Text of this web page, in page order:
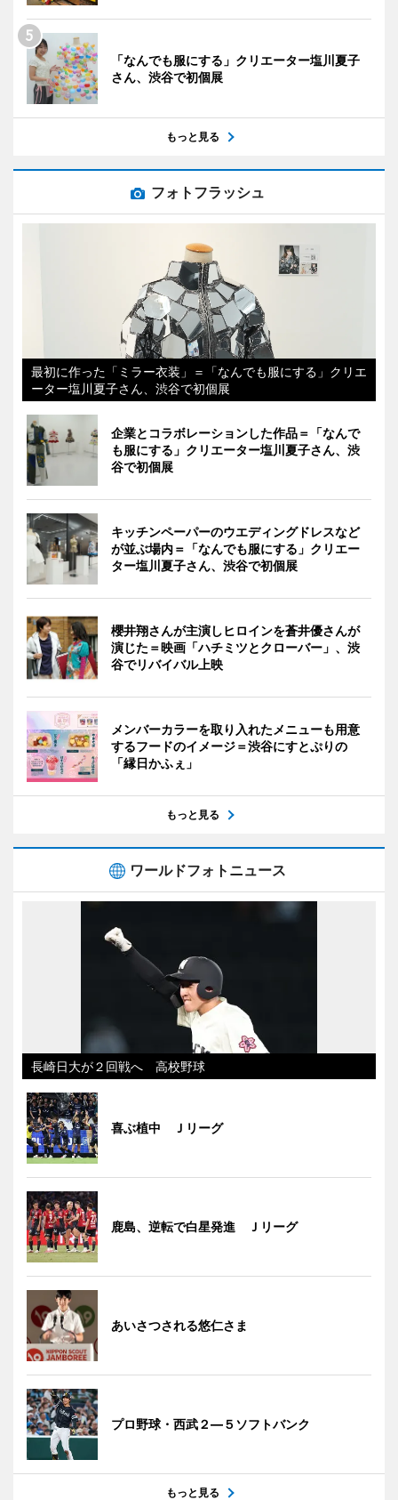
「なんでも服にする」クリエーター塩川夏子
さん、渋谷で初個展
もっと見る
フォトフラッシュ
最初に作った「ミラー衣装」＝「なんでも服にする」クリエ
ーター塩川夏子さん、渋谷で初個展
企業とコラボレーションした作品＝「なんで
も服にする」クリエーター塩川夏子さん、渋
谷で初個展
キッチンペーパーのウエディングドレスなど
が並ぶ場内＝「なんでも服にする」クリエー
ター塩川夏子さん、渋谷で初個展
櫻井翔さんが主演しヒロインを蒼井優さんが
演じた＝映画「ハチミツとクローバー」、渋
谷でリバイバル上映
メンバーカラーを取り入れたメニューも用意
するフードのイメージ＝渋谷にすとぷりの
「縁日かふぇ」
もっと見る
ワールドフォトニュース
長崎日大が２回戦へ 高校野球
喜ぶ植中 Ｊリーグ
鹿島、逆転で白星発進 Ｊリーグ
あいさつされる悠仁さま
プロ野球・西武２―５ソフトバンク
もっと見る